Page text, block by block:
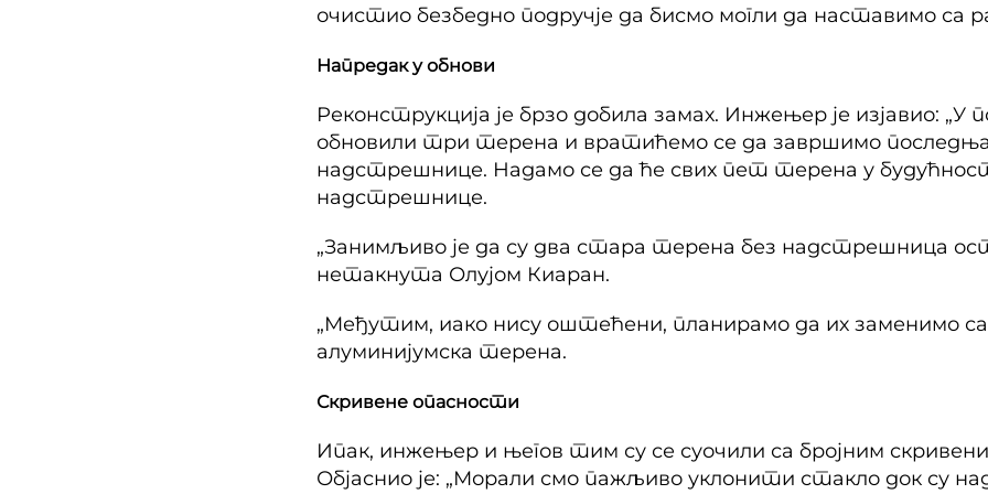
очистио безбедно подручје да бисмо могли да наставимо са
Напредак у обнови
Реконструкција је брзо добила замах. Инжењер је изјавио: „У
обновили три терена и вратићемо се да завршимо
надстрешнице. Надамо се да ће свих пет терена у
надстрешнице.
„Занимљиво је да су два стара терена без надстрешница
нетакнута Олујом Киаран.
„Међутим, иако нису оштећени, планирамо да их заменимо
алуминијумска терена.
Скривене опасности
Ипак, инжењер и његов тим су се суочили са бројним
Објаснио је: „Морали смо пажљиво уклонити стакло док су